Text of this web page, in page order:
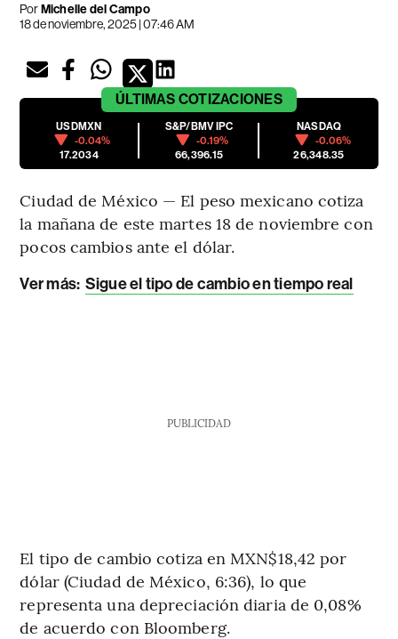
PorMichelle del Campo
18 de noviembre, 2025 | 07:46 AM
ÚLTIMAS COTIZACIONES
USDMXN
-0.04%
17.2034
S&P/BMV IPC
-0.19%
66,396.15
NASDAQ
-0.06%
26,348.35
Ciudad de México — El peso mexicano cotiza
la mañana de este martes 18 de noviembre con
pocos cambios ante el dólar.
Ver más: Sigue el tipo de cambio en tiempo real
PUBLICIDAD
El tipo de cambio cotiza en MXN$18,42 por
dólar (Ciudad de México, 6:36), lo que
representa una depreciación diaria de 0,08%
de acuerdo con Bloomberg.